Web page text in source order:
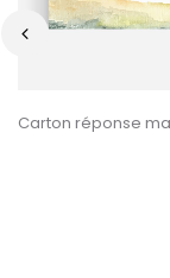
Carton réponse